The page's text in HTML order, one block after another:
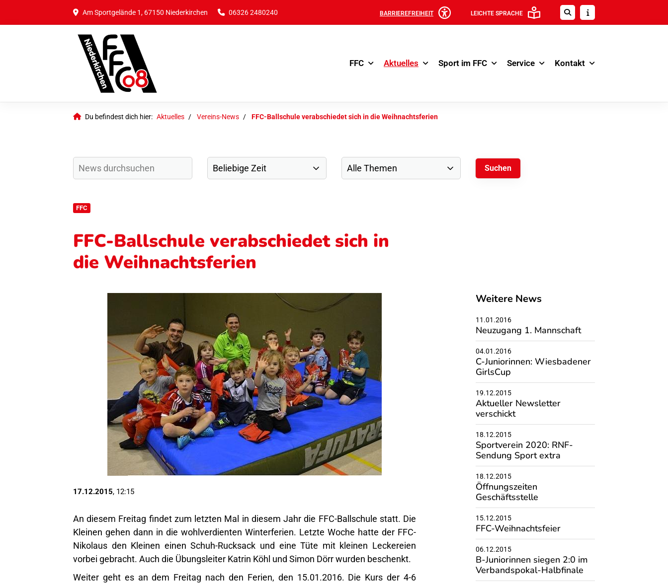
Am Sportgelände 1, 67150 Niederkirchen 06326 2480240 BARRIEREFREIHEIT LEICHTE SPRACHE
FFC Aktuelles Sport im FFC Service Kontakt
Du befindest dich hier: Aktuelles Vereins-News FFC-Ballschule verabschiedet sich in die Weihnachtsferien
FFC
FFC-Ballschule verabschiedet sich in
die Weihnachtsferien
17.12.2015, 12:15
An diesem Freitag findet zum letzten Mal in diesem Jahr die FFC-Ballschule statt. Die
Kleinen gehen dann in die wohlverdienten Winterferien. Letzte Woche hatte der FFC-
Nikolaus den Kleinen einen Schuh-Rucksack und eine Tüte mit kleinen Leckereien
vorbei gebracht. Auch die Übungsleiter Katrin Köhl und Simon Dörr wurden beschenkt.
Weiter geht es an dem Freitag nach den Ferien, den 15.01.2016. Die Kurs der 4-6
Weitere News
11.01.2016
Neuzugang 1. Mannschaft
04.01.2016
C-Juniorinnen: Wiesbadener
GirlsCup
19.12.2015
Aktueller Newsletter
verschickt
18.12.2015
Sportverein 2020: RNF-
Sendung Sport extra
18.12.2015
Öffnungszeiten
Geschäftsstelle
15.12.2015
FFC-Weihnachtsfeier
06.12.2015
B-Juniorinnen siegen 2:0 im
Verbandspokal-Halbfinale